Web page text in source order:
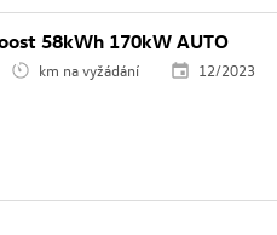
58kWh 170kW AUTO
km na vyžádání
12/2023